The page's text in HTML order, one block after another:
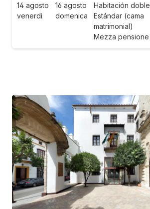
14 agosto
venerdì
16 agosto
domenica
Habitación doble
Estándar (cama
matrimonial)
Mezza pensione